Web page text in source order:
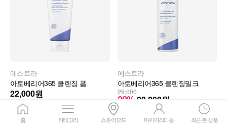
에스트라
아토베리어365 클렌징 폼
22,000원
5
에스트라
아토베리어365 클렌징밀크
29,000
20% 23,200원
리뷰 4
홈 카테고리 스토어모드 마이아리따움 최근 본 상품